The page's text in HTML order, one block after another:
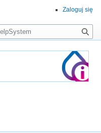
Zaloguj się